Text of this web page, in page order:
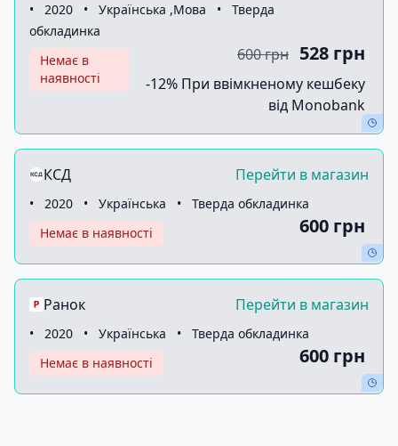
• 2020 • Українська ,Мова •
Тверда
обкладинка
Немає в
наявності
600 грн 528 грн
-12% При ввімкненому кешбеку
від Monobank
КСД Перейти в магазин
• 2020 • Українська •
Тверда обкладинка
Немає в наявності
600 грн
Ранок Перейти в магазин
• 2020 • Українська •
Тверда обкладинка
Немає в наявності
600 грн